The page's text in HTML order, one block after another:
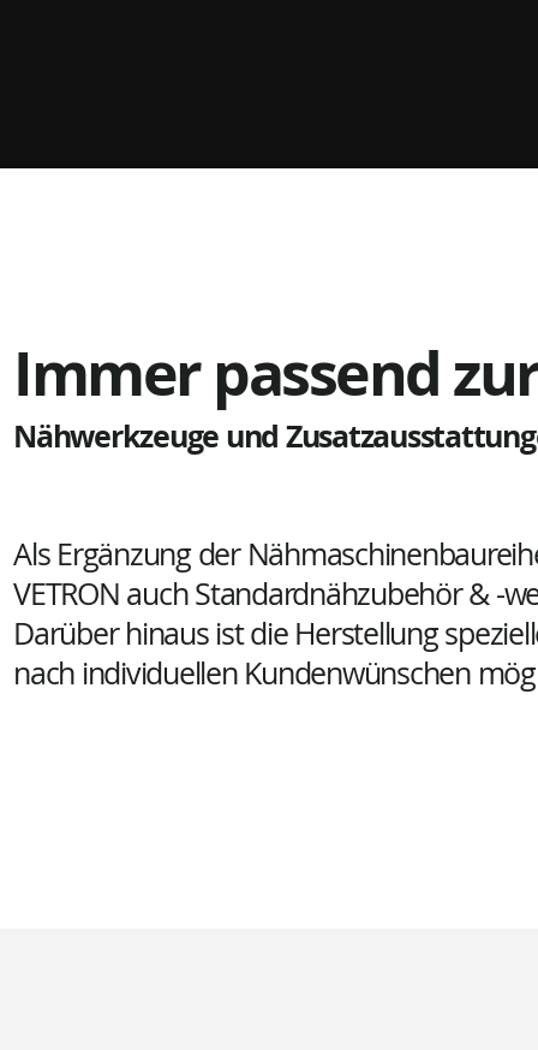
Immer passend
Nähwerkzeuge und
Als Ergänzung der
VETRON auch Standardnähzubehör & -
Darüber hinaus ist die Herstellung
nach individuellen Kundenwünschen